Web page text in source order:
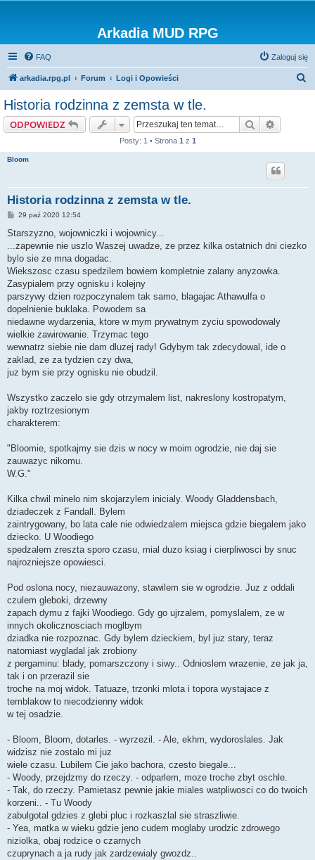
Arkadia MUD RPG
FAQ Zaloguj się
arkadia.rpg.pl Forum Logi i Opowieści
Historia rodzinna z zemsta w tle.
ODPOWIEDZ Szukaj
Posty: 1 • Strona 1 z 1
Bloom
Historia rodzinna z zemsta w tle.
P
s
29 paź 2020 12:54
Starszyzno, wojowniczki i wojownicy...
...zapewnie nie uszlo Waszej uwadze, ze przez kilka ostatnich dni ciezko
bylo sie ze mna dogadac.
Wiekszosc czasu spedzilem bowiem kompletnie zalany anyzowka.
Zasypialem przy ognisku i kolejny
parszywy dzien rozpoczynalem tak samo, blagajac Athawulfa o
dopelnienie buklaka. Powodem sa
niedawne wydarzenia, ktore w mym prywatnym zyciu spowodowaly
wielkie zawirowanie. Trzymac tego
wewnatrz siebie nie dam dluzej rady! Gdybym tak zdecydowal, ide o
zaklad, ze za tydzien czy dwa,
juz bym sie przy ognisku nie obudzil.
Wszystko zaczelo sie gdy otrzymalem list, nakreslony kostropatym,
jakby roztrzesionym
charakterem:
"Bloomie, spotkajmy sie dzis w nocy w moim ogrodzie, nie daj sie
zauwazyc nikomu.
W.G."
Kilka chwil minelo nim skojarzylem inicialy. Woody Gladdensbach,
dziadeczek z Fandall. Bylem
zaintrygowany, bo lata cale nie odwiedzalem miejsca gdzie biegalem jako
dziecko. U Woodiego
spedzalem zreszta sporo czasu, mial duzo ksiag i cierpliwosci by snuc
najrozniejsze opowiesci.
Pod oslona nocy, niezauwazony, stawilem sie w ogrodzie. Juz z oddali
czulem gleboki, drzewny
zapach dymu z fajki Woodiego. Gdy go ujrzalem, pomyslalem, ze w
innych okolicznosciach moglbym
dziadka nie rozpoznac. Gdy bylem dzieckiem, byl juz stary, teraz
natomiast wygladal jak zrobiony
z pergaminu: blady, pomarszczony i siwy.. Odnioslem wrazenie, ze jak ja,
tak i on przerazil sie
troche na moj widok. Tatuaze, trzonki mlota i topora wystajace z
temblakow to niecodzienny widok
w tej osadzie.
- Bloom, Bloom, dotarles. - wyrzezil. - Ale, ekhm, wydoroslales. Jak
widzisz nie zostalo mi juz
wiele czasu. Lubilem Cie jako bachora, czesto biegale...
- Woody, przejdzmy do rzeczy. - odparlem, moze troche zbyt oschle.
- Tak, do rzeczy. Pamietasz pewnie jakie miales watpliwosci co do twoich
korzeni.. - Tu Woody
zabulgotal gdzies z glebi pluc i rozkaszlal sie straszliwie.
- Yea, matka w wieku gdzie jeno cudem moglaby urodzic zdrowego
niziolka, obaj rodzice o czarnych
czuprynach a ja rudy jak zardzewialy gwozdz..